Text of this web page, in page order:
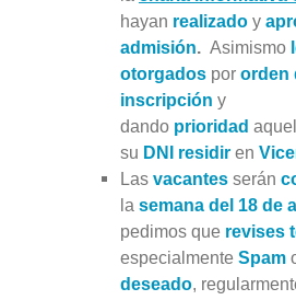
hayan realizado y
admisión. Asimismo
otorgados por orden
inscripción y
dando prioridad
su DNI residir en
Las vacantes serán
la semana del 18 de
pedimos que revises
especialmente Spam
deseado,